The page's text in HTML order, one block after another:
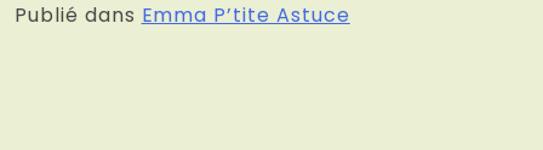
Publié dans Emma P’tite Astuce